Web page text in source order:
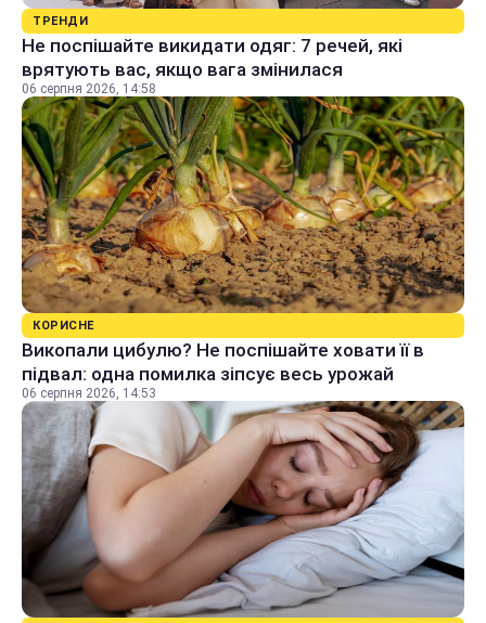
ТРЕНДИ
Не поспішайте викидати одяг: 7 речей, які
врятують вас, якщо вага змінилася
06 серпня 2026, 14:58
КОРИСНЕ
Викопали цибулю? Не поспішайте ховати її в
підвал: одна помилка зіпсує весь урожай
06 серпня 2026, 14:53